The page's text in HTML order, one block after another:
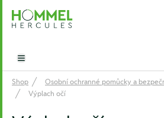
Hommel Hercules
Open main menu
Shop Osobní ochranné pomůcky a
Výplach očí